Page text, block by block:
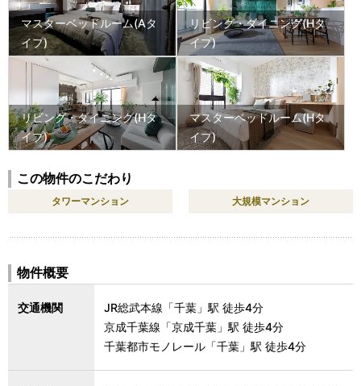
マスターベッドルーム(Aタ
イプ)
リビング・ダイニング(Hタ
イプ)
リビング・ダイニング(Hタ
イプ)
マスターベッドルーム(Hタ
イプ)
この物件のこだわり
タワーマンション 大規模マンション
物件概要
交通機関
JR総武本線「千葉」駅 徒歩4分
京成千葉線「京成千葉」駅 徒歩4分
千葉都市モノレール「千葉」駅 徒歩4分